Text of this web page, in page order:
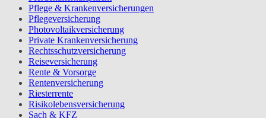
Pflege & Krankenversicherungen
Pflegeversicherung
Photovoltaikversicherung
Private Krankenversicherung
Rechtsschutzversicherung
Reiseversicherung
Rente & Vorsorge
Rentenversicherung
Riesterrente
Risikolebensversicherung
Sach & KFZ